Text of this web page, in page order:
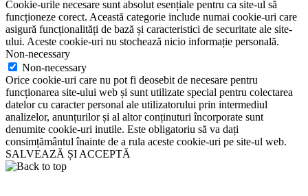
Cookie-urile necesare sunt absolut esențiale pentru ca site-ul să
funcționeze corect. Această categorie include numai cookie-uri care
asigură funcționalități de bază și caracteristici de securitate ale site-
ului. Aceste cookie-uri nu stochează nicio informație personală.
Non-necessary
Non-necessary
Orice cookie-uri care nu pot fi deosebit de necesare pentru
funcționarea site-ului web și sunt utilizate special pentru colectarea
datelor cu caracter personal ale utilizatorului prin intermediul
analizelor, anunțurilor și al altor conținuturi încorporate sunt
denumite cookie-uri inutile. Este obligatoriu să va dați
consimțământul înainte de a rula aceste cookie-uri pe site-ul web.
SALVEAZĂ ȘI ACCEPTĂ